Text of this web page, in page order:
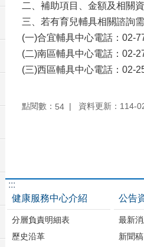
二、補助項目、金額及相關
三、若有育兒輔具相關諮詢
(一)合宜輔具中心電話：02-
(二)南區輔具中心電話：02-
(三)西區輔具中心電話：02-
點閱數： 54 資料更新：114-
:::
健康服務中心介紹
分層負責明細表
歷史沿革
公告
最新
新聞稿